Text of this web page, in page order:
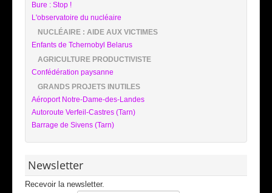
Bure : Stop !
L'observatoire du nucléaire
NUCLÉAIRE : AIDE AUX VICTIMES
Enfants de Tchernobyl Belarus
AGRICULTURE PRODUCTIVISTE
Confédération paysanne
GRANDS PROJETS INUTILES
Aéroport Notre-Dame-des-Landes
Autoroute Verfeil-Castres (Tarn)
Barrage de Sivens (Tarn)
Newsletter
Recevoir la newsletter.